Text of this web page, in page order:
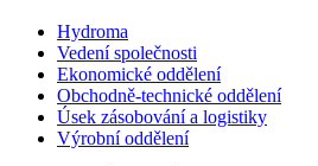
Hydroma
Vedení společnosti
Ekonomické oddělení
Obchodně-technické oddělení
Úsek zásobování a logistiky
Výrobní oddělení